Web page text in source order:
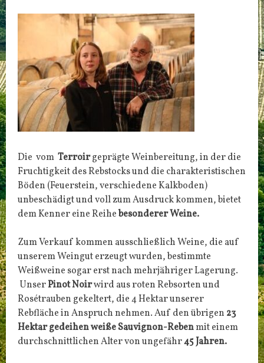
Die vomTerroirgeprägte Weinbereitung, in der die
Fruchtigkeit des Rebstocks und die charakteristischen
Böden (Feuerstein, verschiedene Kalkboden)
unbeschädigt und voll zum Ausdruck kommen, bietet
dem Kenner eine Reihebesonderer Weine.
Zum Verkauf kommen ausschließlich Weine, die auf
unserem Weingut erzeugt wurden, bestimmte
Weißweine sogar erst nach mehrjähriger Lagerung.
UnserPinot Noirwird aus roten Rebsorten und
Rosétrauben gekeltert, die 4 Hektar unserer
Rebfläche in Anspruch nehmen. Auf den übrigen 23
Hektar gedeihen weiße Sauvignon-Rebenmit einem
durchschnittlichen Alter von ungefähr45 Jahren.